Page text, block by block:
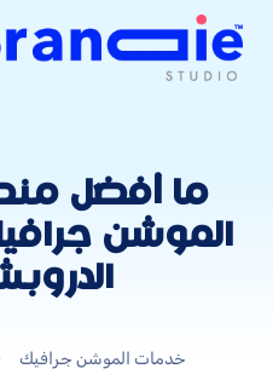
ما أفضل
الموشن
خدمات الموشن جرافيك